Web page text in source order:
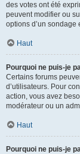
des votes ont été
peuvent modifier ou
options d’un sondage
Haut
Pourquoi ne puis-je
Certains forums
d’utilisateurs. Pour
action, vous avez
modérateur ou un
Haut
Pourquoi ne puis-je